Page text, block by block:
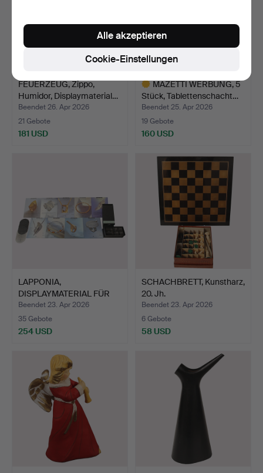
FEUERZEUG, Zippo,
Humidor, Displaymaterial…
Beendet 26. Apr 2026
21 Gebote
181 USD
MAZETTI WERBUNG, 5
Stück, Tablettenschacht…
Beendet 25. Apr 2026
19 Gebote
160 USD
LAPPONIA,
DISPLAYMATERIAL FÜR
GOLDSCHMIED/…
Beendet 23. Apr 2026
35 Gebote
254 USD
SCHACHBRETT, Kunstharz,
20. Jh.
Beendet 23. Apr 2026
6 Gebote
58 USD
Cookie-Einstellungen
Alle akzeptieren